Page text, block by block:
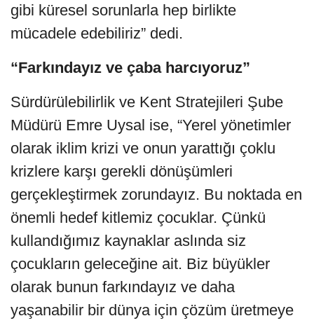
gibi küresel sorunlarla hep birlikte
mücadele edebiliriz” dedi.
“Farkındayız ve çaba harcıyoruz”
Sürdürülebilirlik ve Kent Stratejileri Şube
Müdürü Emre Uysal ise, “Yerel yönetimler
olarak iklim krizi ve onun yarattığı çoklu
krizlere karşı gerekli dönüşümleri
gerçekleştirmek zorundayız. Bu noktada en
önemli hedef kitlemiz çocuklar. Çünkü
kullandığımız kaynaklar aslında siz
çocukların geleceğine ait. Biz büyükler
olarak bunun farkındayız ve daha
yaşanabilir bir dünya için çözüm üretmeye